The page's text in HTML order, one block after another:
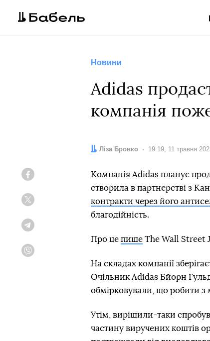
Новини
Adidas
компанія
Автор:
Ліза Бровко Дата:
19:19, 11 травня
Компанія Adidas планує
створила в партнерстві з
контракти через його
благодійність.
Про це пише The Wall Street
На складах компанії
Очільник Adidas Бйорн
обмірковували, що робити з
Утім, вирішили-таки
частину виручених коштів